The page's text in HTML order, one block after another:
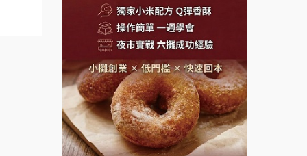
日十。早午食加盟說明會
拾鑶火鍋加盟說明會
TEA TOP加盟說明會
珍好味臭臭鍋加盟說明會
藍象廷泰式火鍋加盟說明會
日十。早午食加盟說明會